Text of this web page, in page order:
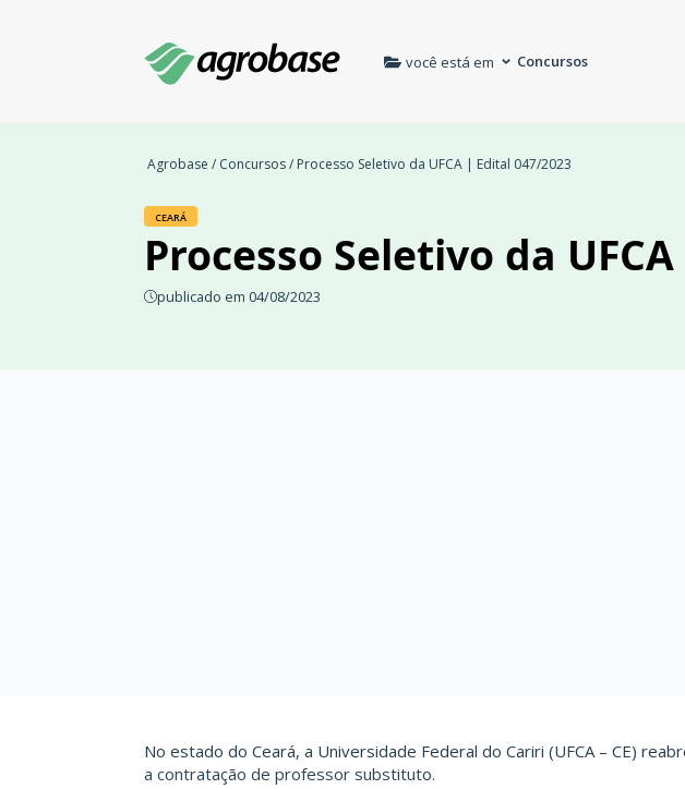
você está em Concursos
Agrobase / Concursos/ Processo Seletivo da UFCA | Edital 047/2023
CEARÁ
Processo Seletivo da
publicado em 04/08/2023
No estado do Ceará, a Universidade Federal do Cariri (UFCA – CE)
a contratação de professor substituto.